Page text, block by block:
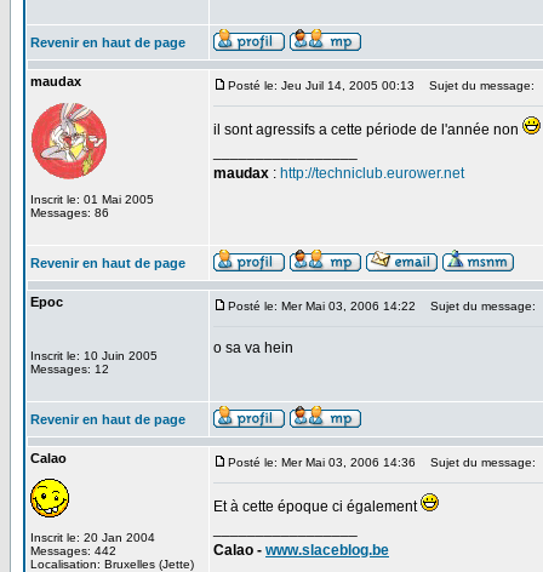
Revenir en haut de page
maudax
Inscrit le: 01 Mai 2005
Messages: 86
Posté le: Jeu Juil 14, 2005 00:13 Sujet du message:
il sont agressifs a cette période de l'année non
maudax : http://techniclub.eurower.net
Revenir en haut de page
Epoc
Inscrit le: 10 Juin 2005
Messages: 12
Posté le: Mer Mai 03, 2006 14:22 Sujet du message:
o sa va hein
Revenir en haut de page
Calao
Inscrit le: 20 Jan 2004
Messages: 442
Localisation: Bruxelles (Jette)
Posté le: Mer Mai 03, 2006 14:36 Sujet du message:
Et à cette époque ci également
Calao - www.slaceblog.be